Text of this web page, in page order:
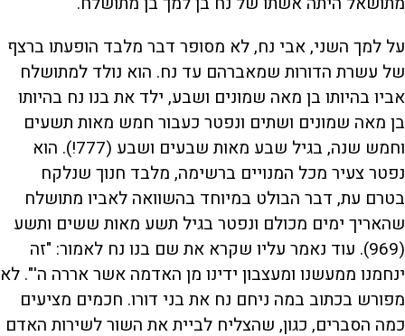
על למך השני, אבי נח, לא מסופר דבר מלבד הופעתו ברצף
של עשרת הדורות שמאברהם עד נח. הוא נולד למתושלח
אביו בהיותו בן מאה שמונים ושבע, ילד את בנו נח בהיותו
בן מאה שמונים ושתים ונפטר כעבור חמש מאות תשעים
וחמש שנה, בגיל שבע מאות שבעים ושבע (777!). הוא
נפטר צעיר מכל המנויים ברשימה, מלבד חנוך שנלקח
בטרם עת, דבר הבולט במיוחד בהשוואה לאביו מתושלח
שהאריך ימים מכולם ונפטר בגיל תשע מאות ששים ותשע
(969). עוד נאמר עליו שקרא את שם בנו נח לאמור: "זה
ינחמנו ממעשנו ומעצבון ידינו מן האדמה אשר אררה ה'". לא
מפורש בכתוב במה ניחם נח את בני דורו. חכמים מציעים
כמה הסברים, כגון, שהצליח לביית את השור לשירות האדם